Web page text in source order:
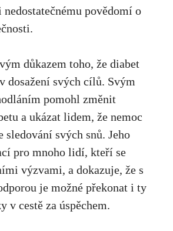
povědomí o
důkazem toho, že ⁢diabet
⁢dosažení ⁢svých⁤ cílů. Svým
pomohl změnit
a ukázat lidem, že nemoc
sledování svých⁤ snů. Jeho
pro ⁢mnoho lidí, kteří se
výzvami, a dokazuje, že s
je ​možné překonat i ty
v cestě⁢ za úspěchem.